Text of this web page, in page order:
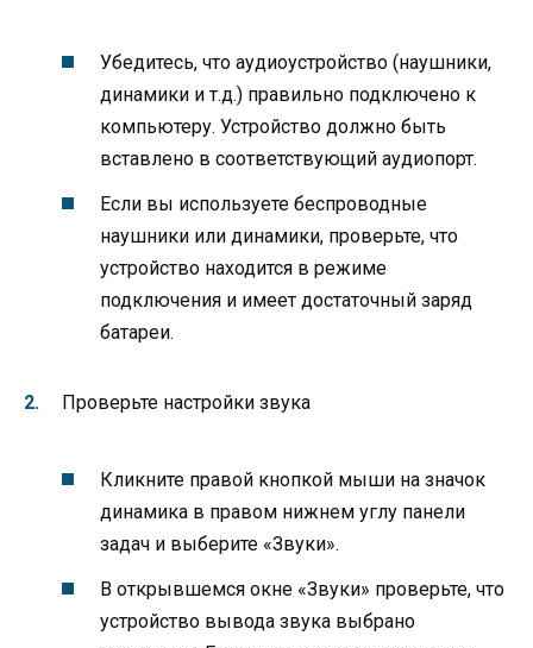
Убедитесь, что аудиоустройство (наушники,
динамики и т.д.) правильно подключено к
компьютеру. Устройство должно быть
вставлено в соответствующий аудиопорт.
Если вы используете беспроводные
наушники или динамики, проверьте, что
устройство находится в режиме
подключения и имеет достаточный заряд
батареи.
Проверьте настройки звука
Кликните правой кнопкой мыши на значок
динамика в правом нижнем углу панели
задач и выберите «Звуки».
В открывшемся окне «Звуки» проверьте, что
устройство вывода звука выбрано